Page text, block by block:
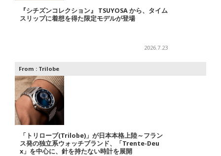
『シチズンコレクション』 TSUYOSA から、タイム
スリップに着想を得た限定モデルが登場
2026.7.23
From : Trilobe
「トリローブ(Trilobe)」が日本本格上陸～フラン
ス発の独立系ウォッチブランド、「Trente-Deu
x」を中心に、針を持たない時計を展開